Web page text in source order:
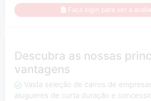
Faça login para ver a
Descubra as nossas
vantagens
Vasta seleção de carros de
alugueres de curta duração e